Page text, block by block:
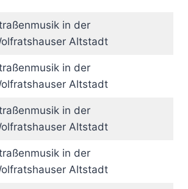
in der
Altstadt
in der
Altstadt
in der
Altstadt
in der
Altstadt